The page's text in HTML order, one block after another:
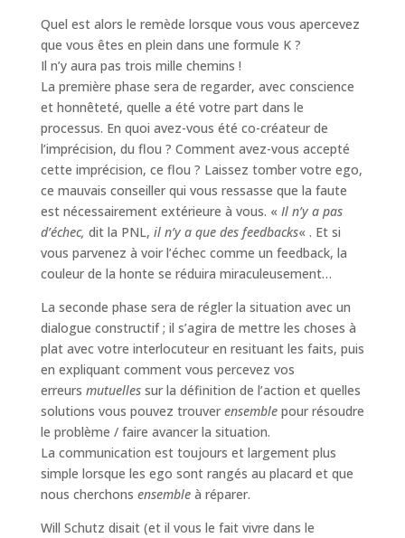
Quel est alors le remède lorsque vous vous apercevez
que vous êtes en plein dans une formule K ?
Il n’y aura pas trois mille chemins !
La première phase sera de regarder, avec conscience
et honnêteté, quelle a été votre part dans le
processus. En quoi avez-vous été co-créateur de
l’imprécision, du flou ? Comment avez-vous accepté
cette imprécision, ce flou ? Laissez tomber votre ego,
ce mauvais conseiller qui vous ressasse que la faute
est nécessairement extérieure à vous. « Il n’y a pas
d’échec, dit la PNL, il n’y a que des feedbacks« . Et si
vous parvenez à voir l’échec comme un feedback, la
couleur de la honte se réduira miraculeusement…
La seconde phase sera de régler la situation avec un
dialogue constructif ; il s’agira de mettre les choses à
plat avec votre interlocuteur en resituant les faits, puis
en expliquant comment vous percevez vos
erreurs mutuelles sur la définition de l’action et quelles
solutions vous pouvez trouver ensemble pour résoudre
le problème / faire avancer la situation.
La communication est toujours et largement plus
simple lorsque les ego sont rangés au placard et que
nous cherchons ensemble à réparer.
Will Schutz disait (et il vous le fait vivre dans le